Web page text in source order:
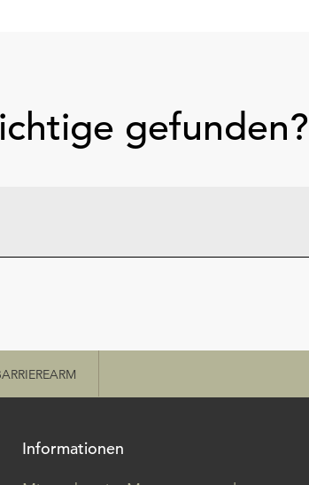
gefunden?
Informationen